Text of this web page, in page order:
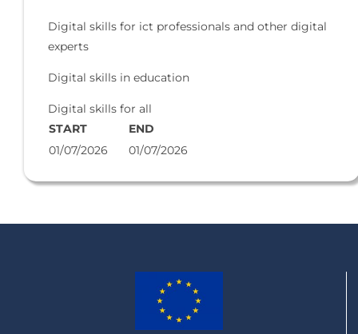
Digital skills for ict professionals and other digital
experts
Digital skills in education
Digital skills for all
START
END
01/07/2026
01/07/2026